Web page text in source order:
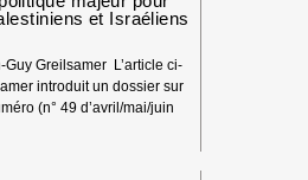
et Israéliens
Greilsamer L’article ci-
introduit un dossier sur
(n° 49 d’avril/mai/juin